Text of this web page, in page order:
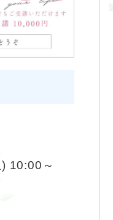
10:00～